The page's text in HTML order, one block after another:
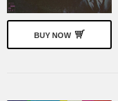
BUY NOW